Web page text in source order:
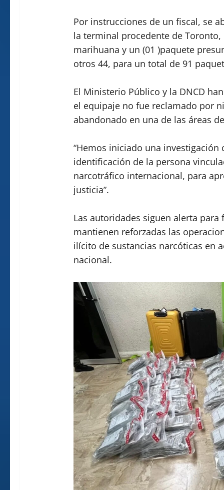
Por instrucciones de un fiscal, se
la terminal procedente de
marihuana y un (01 )paquete
otros 44, para un total de 91
El Ministerio Público y la DNCD
el equipaje no fue reclamado por
abandonado en una de las áreas
“Hemos iniciado una
identificación de la persona
narcotráfico internacional, para
justicia”.
Las autoridades siguen alerta
mantienen reforzadas las
ilícito de sustancias narcóticas en
nacional.